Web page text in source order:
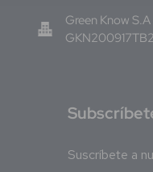
Green Know
GKN200917TB2
S
Suscríbete a